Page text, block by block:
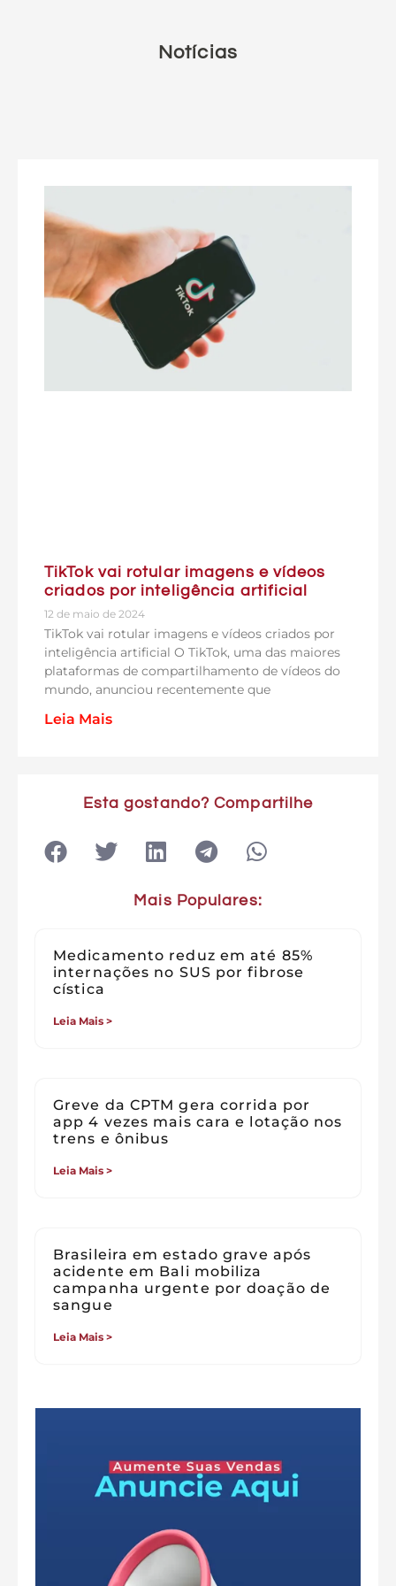
Notícias
TikTok vai rotular imagens e vídeos
criados por inteligência artificial
12 de maio de 2024
TikTok vai rotular imagens e vídeos criados por
inteligência artificial O TikTok, uma das maiores
plataformas de compartilhamento de vídeos do
mundo, anunciou recentemente que
Leia Mais
Esta gostando? Compartilhe
Mais Populares:
Medicamento reduz em até 85%
internações no SUS por fibrose
cística
Leia Mais >
Greve da CPTM gera corrida por
app 4 vezes mais cara e lotação nos
trens e ônibus
Leia Mais >
Brasileira em estado grave após
acidente em Bali mobiliza
campanha urgente por doação de
sangue
Leia Mais >